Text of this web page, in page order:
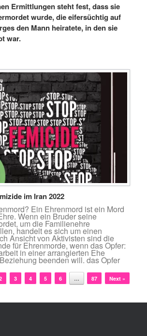
Ermittlungen steht fest, dass sie
wurde, die eifersüchtig auf
den Mann heiratete, in den sie
war.
im Iran 2022
Ein Ehrenmord ist ein Mord
Wenn ein Bruder seine
um die Familienehre
handelt es sich um einen
Ansicht von Aktivisten sind die
für Ehrenmorde, wenn das Opfer:
in einer arrangierten Ehe
beenden will. das Opfer
3 4 5 6 … 87 Next »